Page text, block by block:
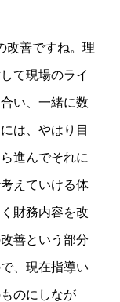
改善ですね。理
て現場のライ
い、一緒に数
は、やはり目
進んでそれに
えていける体
財務内容を改
善という部分
、現在指導い
のにしなが